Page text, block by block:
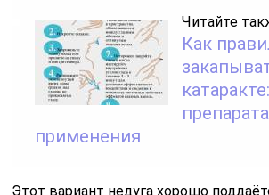
Читайте
Как
применения
Этот вариант недуга хорошо